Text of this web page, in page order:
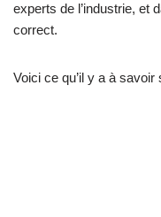
experts de l’industrie, et
correct.
Voici ce qu’il y a à savoir